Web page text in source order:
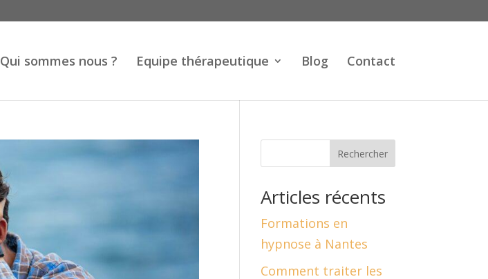
Qui sommes nous ? Equipe thérapeutique Blog Contact
Rechercher
Articles récents
Formations en
hypnose à Nantes
Comment traiter les